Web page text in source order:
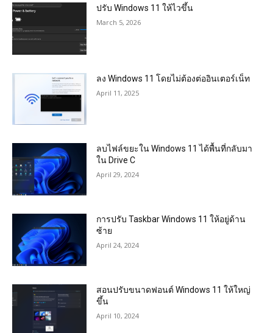
ปรับ Windows 11 ให้ไวขึ้น
March 5, 2026
ลง Windows 11 โดยไม่ต้องต่ออินเตอร์เน็ท
April 11, 2025
ลบไฟล์ขยะใน Windows 11 ได้พื้นที่กลับมา
ใน Drive C
April 29, 2024
การปรับ Taskbar Windows 11 ให้อยู่ด้าน
ซ้าย
April 24, 2024
สอนปรับขนาดฟอนต์ Windows 11 ให้ใหญ่
ขึ้น
April 10, 2024